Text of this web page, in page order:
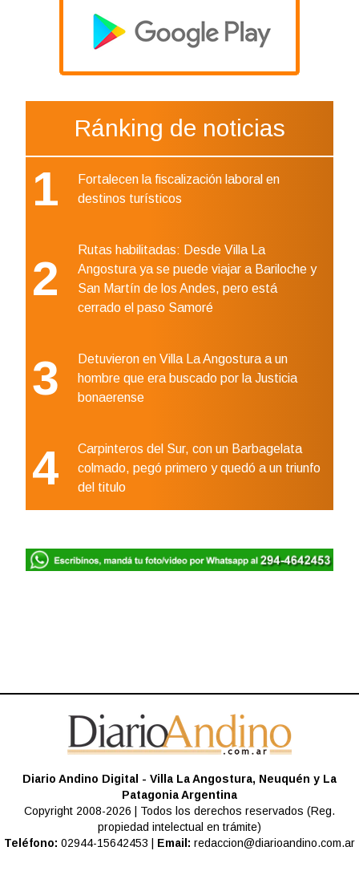
Ránking de noticias
1
Fortalecen la fiscalización laboral en
destinos turísticos
2
Rutas habilitadas: Desde Villa La
Angostura ya se puede viajar a Bariloche y
San Martín de los Andes, pero está
cerrado el paso Samoré
3
Detuvieron en Villa La Angostura a un
hombre que era buscado por la Justicia
bonaerense
4
Carpinteros del Sur, con un Barbagelata
colmado, pegó primero y quedó a un triunfo
del titulo
Diario Andino Digital - Villa La Angostura, Neuquén y La
Patagonia Argentina
Copyright 2008-2026 | Todos los derechos reservados (Reg.
propiedad intelectual en trámite)
Teléfono: 02944-15642453 | Email: redaccion@diarioandino.com.ar